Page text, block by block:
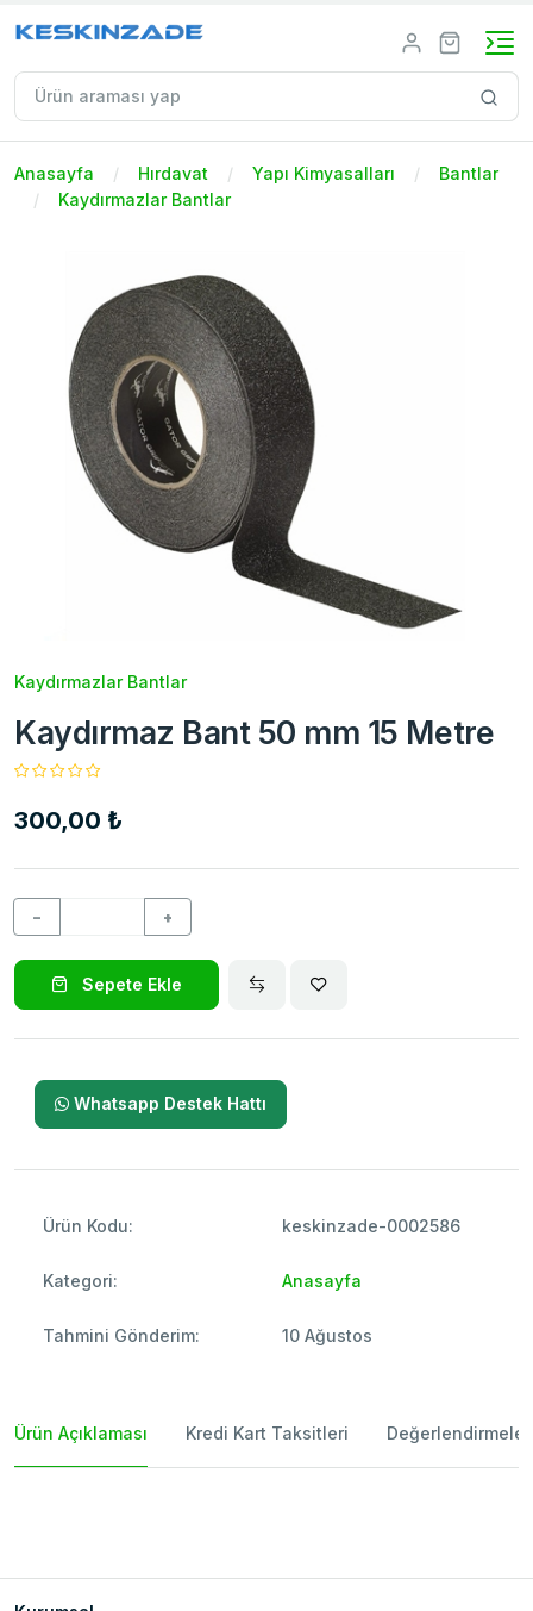
Anasayfa Hırdavat Yapı Kimyasalları
Bantlar
Kaydırmazlar Bantlar
Kaydırmazlar Bantlar
Kaydırmaz Bant 50 mm 15 Metre
300,00 ₺
− +
Sepete Ekle
Whatsapp Destek Hattı
Ürün Kodu: keskinzade-0002586
Kategori: Anasayfa
Tahmini Gönderim: 10 Ağustos
Ürün Açıklaması Kredi Kart Taksitleri Değerlendirmeler